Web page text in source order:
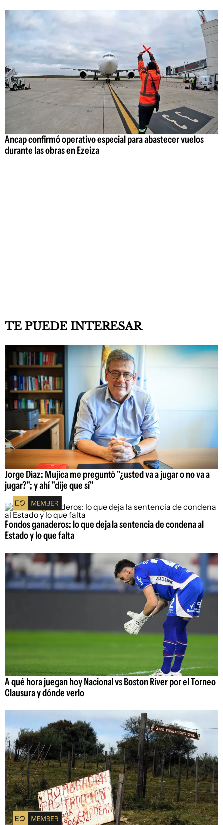
Ancap confirmó operativo especial para abastecer vuelos
durante las obras en Ezeiza
TE PUEDE INTERESAR
Jorge Díaz: Mujica me preguntó "¿usted va a jugar o no va a
jugar?"; y ahí "dije que sí"
Fondos ganaderos: lo que deja la sentencia de condena al
Estado y lo que falta
A qué hora juegan hoy Nacional vs Boston River por el Torneo
Clausura y dónde verlo